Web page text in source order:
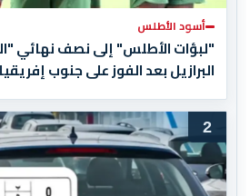
أسود الأطلس
"لبؤات الأطلس" إلى نصف نهائي
البرازيل بعد الفوز على جنوب إفريقيا
2